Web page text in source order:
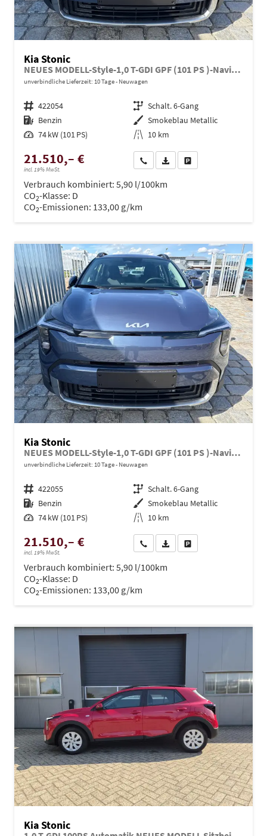
Kia Stonic
NEUES MODELL-Style-1,0 T-GDI GPF (101 PS )-Navi-Sitzheizung-Rückfahrkamera-DAB-Tempomat-Sitzheizung-Fernlichtassistent-2xPDC-Rückfahrkamera-sofort verfügbar
unverbindliche Lieferzeit: 10 Tage Neuwagen
Fahrzeugnr. 422054 Getriebe Schalt. 6-Gang
Kraftstoff Benzin Außenfarbe Smokeblau Metallic
Leistung 74 kW (101 PS) Kilometerstand 10 km
21.510,– €
incl. 19% MwSt.
Wir rufen Sie anPDF-Datei, Fahrzeugexposé
Verbrauch kombiniert: 5,90 l/100km
CO2-Klasse: D
CO2-Emissionen: 133,00 g/km
Kia Stonic
NEUES MODELL-Style-1,0 T-GDI GPF (101 PS )-Navi-Sitzheizung-Rückfahrkamera-DAB-Tempomat-Sitzheizung-Fernlichtassistent-2xPDC-Rückfahrkamera-sofort verfügbar
unverbindliche Lieferzeit: 10 Tage Neuwagen
Fahrzeugnr. 422055 Getriebe Schalt. 6-Gang
Kraftstoff Benzin Außenfarbe Smokeblau Metallic
Leistung 74 kW (101 PS) Kilometerstand 10 km
21.510,– €
incl. 19% MwSt.
Wir rufen Sie anPDF-Datei, Fahrzeugexposé
Verbrauch kombiniert: 5,90 l/100km
CO2-Klasse: D
CO2-Emissionen: 133,00 g/km
Kia Stonic